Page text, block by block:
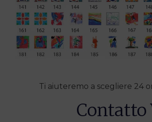
Ti aiuteremo a scegliere 24
Contatto